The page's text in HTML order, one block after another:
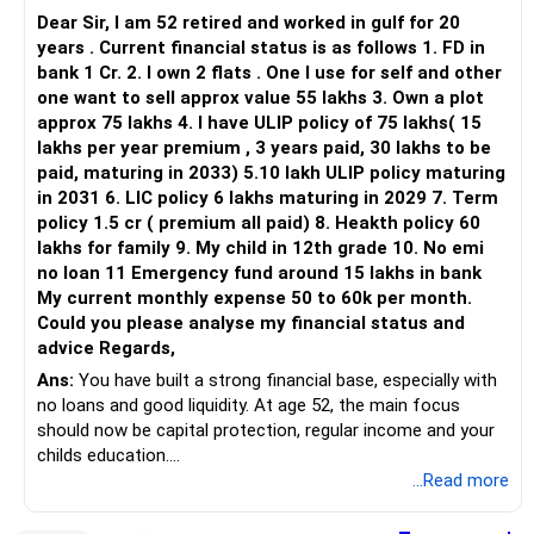
शारीरिक अंतरंगता को ऐसे तरीकों से पोषित करें जो दोनों भागीदारों के लिए
आरामदायक और संतुष्टिदायक महसूस हो।
अनुभवों, कमजोरियों और सपनों को साझा करके भावनात्मक अंतरंगता बनाए
रखें।
अपने साथी की भावनात्मक ज़रूरतों को समझने की पूरी कोशिश करें।
5. साझा मूल्य और लक्ष्य
अपने मूल मूल्यों और दीर्घकालिक लक्ष्यों के बारे में खुली और ईमानदार बातचीत
करें।
साझा लक्ष्यों और सपनों को प्राप्त करने की दिशा में मिलकर काम करें। एक-
दूसरे के व्यक्तिगत लक्ष्यों का भी समर्थन करें, भले ही उनमें थोड़ा अंतर हो।
अनुकूलनीय बनें और एक साथ बढ़ने के इच्छुक रहें। जीवन के अनुभव और
व्यक्तिगत ज़रूरतें समय के साथ बदल सकती हैं, इसलिए एक-दूसरे के विकास
को समायोजित करने और समर्थन करने के लिए तैयार रहें।
6. पेशेवर मदद
यदि आप संचार, संघर्ष समाधान या अपने रिश्ते के अन्य क्षेत्रों में चुनौतियों का
सामना कर रहे हैं, तो किसी चिकित्सक या परामर्शदाता से पेशेवर मदद लें।
थेरेपी मुद्दों का पता लगाने और स्वस्थ संचार और मुकाबला कौशल विकसित
करने के लिए एक सुरक्षित स्थान प्रदान कर सकती है।
याद रखें, हर रिश्ता अनोखा होता है और जो एक जोड़े के लिए काम करता है वह
अपने भावनात्मक संबंध को पोषित करते हुए, एक साथ गुणवत्तापूर्ण समय बिताने
को प्राथमिकता दें। एक-दूसरे के विकास में सहयोग करने के बारे में
जानबूझकर सोचें, चाहे व्यक्तिगत रूप से हो या जोड़े के रूप में। एक-दूसरे की
उपलब्धियों का जश्न मनाएँ और चुनौतियों के दौरान एक-दूसरे को सांत्वना दें।
अंत में, अगर आपको कभी भी मुश्किलों का सामना करना पड़े तो मदद या सलाह
लेने में संकोच न करें। चाहे काउंसलिंग के ज़रिए हो या भरोसेमंद दोस्तों के
ज़रिए, बाहरी नज़रिया पाने से स्वस्थ और खुशहाल शादी को बनाए रखने में
मदद मिल सकती है। प्रतिबद्धता और समझ के साथ मिलकर काम करके, आप
एक संतोषजनक और स्थायी साझेदारी बना सकते हैं।
Dear Sir, I am 52 retired and worked in gulf for 20
years . Current financial status is as follows 1. FD in
bank 1 Cr. 2. I own 2 flats . One I use for self and other
one want to sell approx value 55 lakhs 3. Own a plot
approx 75 lakhs 4. I have ULIP policy of 75 lakhs( 15
lakhs per year premium , 3 years paid, 30 lakhs to be
paid, maturing in 2033) 5.10 lakh ULIP policy maturing
in 2031 6. LIC policy 6 lakhs maturing in 2029 7. Term
policy 1.5 cr ( premium all paid) 8. Heakth policy 60
lakhs for family 9. My child in 12th grade 10. No emi
no loan 11 Emergency fund around 15 lakhs in bank
My current monthly expense 50 to 60k per month.
Could you please analyse my financial status and
advice Regards,
Ans: You have built a strong financial base, especially with
no loans and good liquidity. At age 52, the main focus
should now be capital protection, regular income and your
childs education.
...Read more